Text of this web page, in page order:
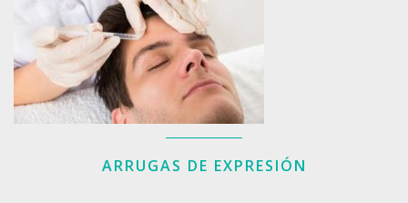
ARRUGAS DE EXPRESIÓN